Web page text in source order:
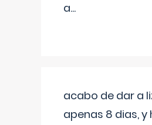
a...
acabo de dar a
apenas 8 dias, y